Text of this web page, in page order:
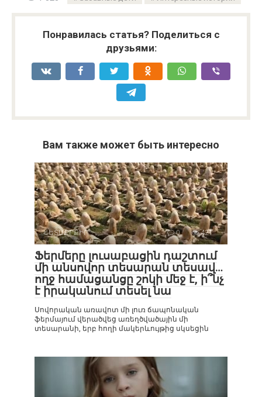
Понравилась статья? Поделиться с
друзьями:
Вам также может быть интересно
ՀԵՏԱՔՐՔԻՐ 0 421
Ֆերմերը լուսաբացին դաշտում
մի անսովոր տեսարան տեսավ…
ողջ համացանցը շոկի մեջ է, ի՞նչ
է իրականում տեսել նա
Սովորական առավոտ մի լուռ ճապոնական
ֆերմայում վերածվեց առեղծվածային մի
տեսարանի, երբ հողի մակերևույթից սկսեցին